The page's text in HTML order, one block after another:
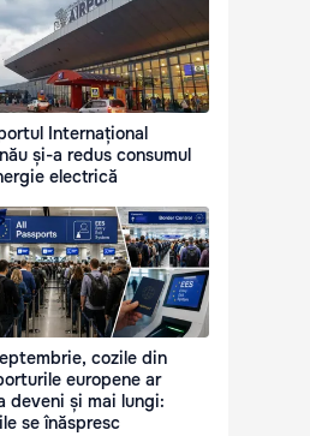
Internațional
și-a redus consumul
electrică
cozile din
europene ar
deveni și mai lungi:
se înăspresc